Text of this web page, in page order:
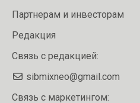
Партнерам и инвесторам
Редакция
Связь с редакцией:
sibmixneo@gmail.com
Связь с маркетингом: